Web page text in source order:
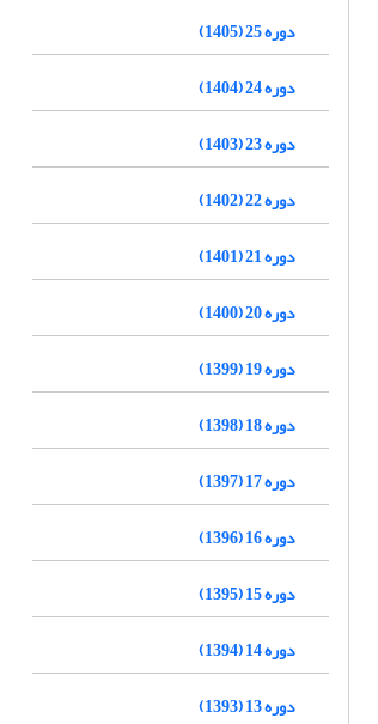
دوره 25 (1405)
دوره 24 (1404)
دوره 23 (1403)
دوره 22 (1402)
دوره 21 (1401)
دوره 20 (1400)
دوره 19 (1399)
دوره 18 (1398)
دوره 17 (1397)
دوره 16 (1396)
دوره 15 (1395)
دوره 14 (1394)
دوره 13 (1393)